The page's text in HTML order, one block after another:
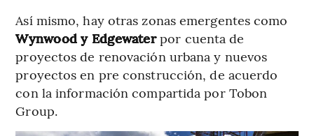
Así mismo, hay otras zonas emergentes como
Wynwood y Edgewaterpor cuenta de
proyectos de renovación urbana y nuevos
proyectos en pre construcción, de acuerdo
con la información compartida por Tobon
Group.